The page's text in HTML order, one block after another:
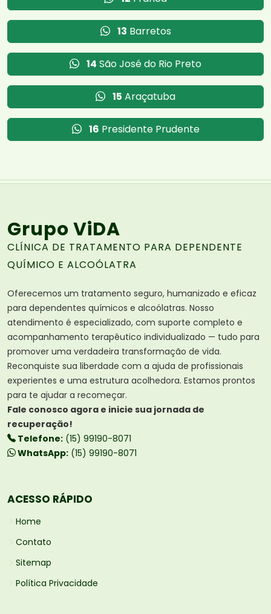
13 Barretos
14 São José do Rio Preto
15 Araçatuba
16 Presidente Prudente
Grupo ViDA
CLÍNICA DE TRATAMENTO PARA DEPENDENTE
QUÍMICO E ALCOÓLATRA
Oferecemos um tratamento seguro, humanizado e eficaz
para dependentes químicos e alcoólatras. Nosso
atendimento é especializado, com suporte completo e
acompanhamento terapêutico individualizado — tudo para
promover uma verdadeira transformação de vida.
Reconquiste sua liberdade com a ajuda de profissionais
experientes e uma estrutura acolhedora. Estamos prontos
para te ajudar a recomeçar.
Fale conosco agora e inicie sua jornada de
recuperação!
Telefone: (15) 99190-8071
WhatsApp: (15) 99190-8071
ACESSO RÁPIDO
Home
Contato
Sitemap
Política Privacidade